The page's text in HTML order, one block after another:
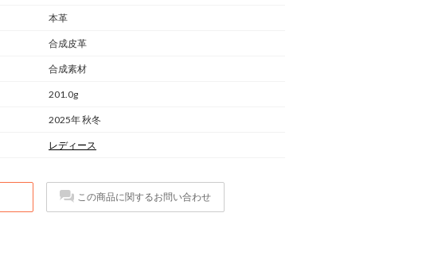
本革
合成皮革
合成素材
201.0g
2025年 秋冬
レディース
この商品に関するお問い合わせ